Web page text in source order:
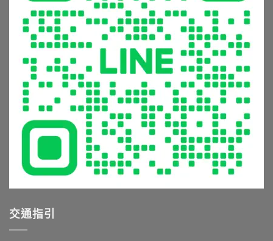
中
大
常
見
誤
避
坑
南〉
中
溫
龍
頭，
享
極
致
沐
浴
體
驗〉
中
質
挑
選
與
清
潔
保
全
攻
略〉
交通指引